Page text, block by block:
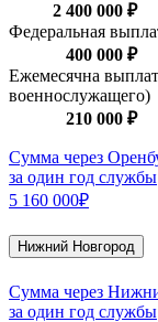
2 400 000 ₽
Федеральная
400 000 ₽
Ежемесячна
военнослужащего)
210 000 ₽
Сумма через
за один год службы
5 160 000₽
Нижний Новгород
Сумма через
за один год службы